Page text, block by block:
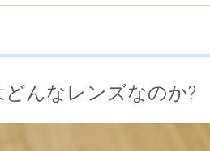
んなレンズなのか?